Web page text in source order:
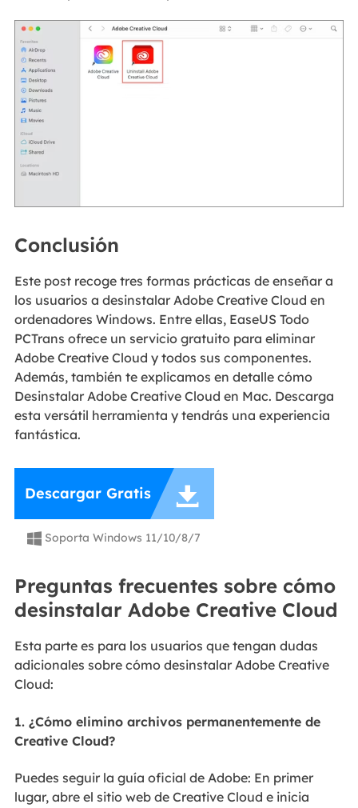
Conclusión
Este post recoge tres formas prácticas de enseñar a
los usuarios a desinstalar Adobe Creative Cloud en
ordenadores Windows. Entre ellas, EaseUS Todo
PCTrans ofrece un servicio gratuito para eliminar
Adobe Creative Cloud y todos sus componentes.
Además, también te explicamos en detalle cómo
Desinstalar Adobe Creative Cloud en Mac. Descarga
esta versátil herramienta y tendrás una experiencia
fantástica.
Descargar Gratis 
 Soporta Windows 11/10/8/7
Preguntas frecuentes sobre cómo
desinstalar Adobe Creative Cloud
Esta parte es para los usuarios que tengan dudas
adicionales sobre cómo desinstalar Adobe Creative
Cloud:
1. ¿Cómo elimino archivos permanentemente de
Creative Cloud?
Puedes seguir la guía oficial de Adobe: En primer
lugar, abre el sitio web de Creative Cloud e inicia